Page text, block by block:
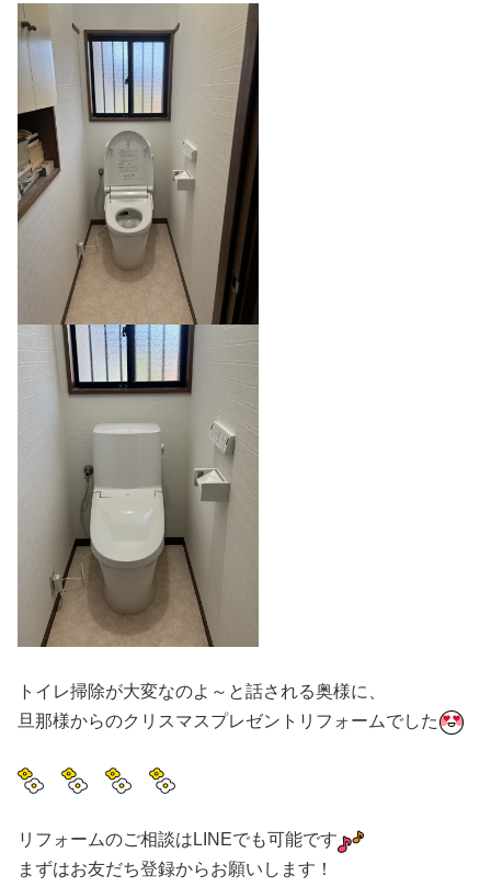
トイレ掃除が大変なのよ～と話される奥様に、
旦那様からのクリスマスプレゼントリフォームでした
リフォームのご相談はLINEでも可能です
まずはお友だち登録からお願いします！